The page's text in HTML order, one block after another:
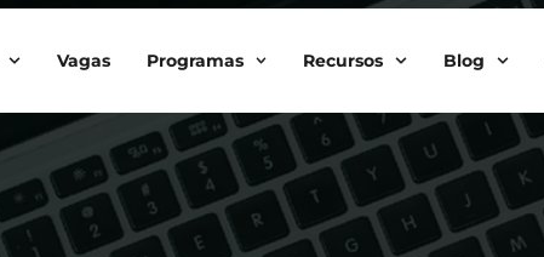
Vagas Programas Recursos Blog